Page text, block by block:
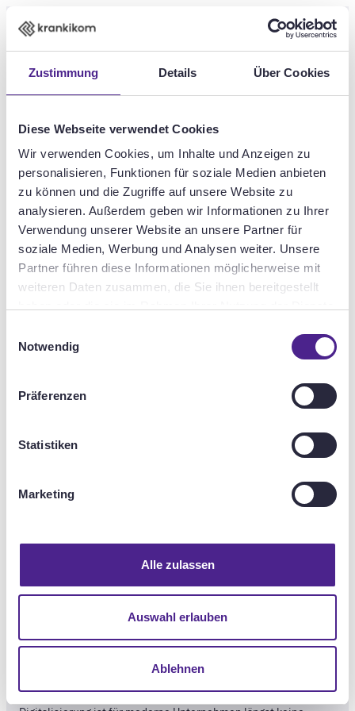
Zustimmung Details Über Cookies
Diese Webseite verwendet Cookies
Wir verwenden Cookies, um Inhalte und Anzeigen zu
personalisieren, Funktionen für soziale Medien anbieten
zu können und die Zugriffe auf unsere Website zu
analysieren. Außerdem geben wir Informationen zu Ihrer
Verwendung unserer Website an unsere Partner für
soziale Medien, Werbung und Analysen weiter. Unsere
Partner führen diese Informationen möglicherweise mit
weiteren Daten zusammen, die Sie ihnen bereitgestellt
Notwendig
Präferenzen
Statistiken
Marketing
Alle zulassen
Auswahl erlauben
Ablehnen
DE
see you here!
us
&
Get a free consultation now!
personal, efficient & sustainable
Individualise
customer contact
with the ibexa Digital
Experience Platform.